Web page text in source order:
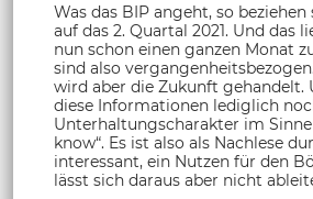
Was das BIP angeht, so
auf das 2. Quartal 2021. Und das
nun schon einen ganzen Monat
sind also
wird aber die Zukunft gehandelt.
diese Informationen lediglich
Unterhaltungscharakter im
know“. Es ist also als Nachlese
interessant, ein Nutzen für den
lässt sich daraus aber nicht